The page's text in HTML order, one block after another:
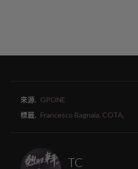
來源. GPONE
標籤. Francesco Bagnaia, COTA,
TC